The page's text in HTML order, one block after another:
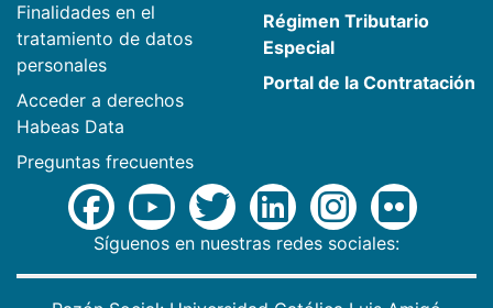
Finalidades en el
tratamiento de datos
personales
Acceder a derechos
Habeas Data
Preguntas frecuentes
Régimen Tributario
Especial
Portal de la Contratación
Síguenos en nuestras redes sociales: